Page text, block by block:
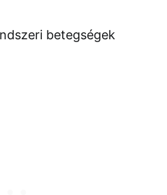
betegségek